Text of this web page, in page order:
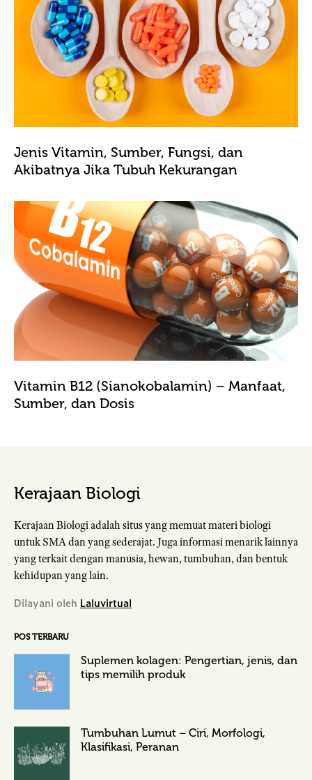
Jenis Vitamin, Sumber, Fungsi, dan
Akibatnya Jika Tubuh Kekurangan
Vitamin B12 (Sianokobalamin) – Manfaat,
Sumber, dan Dosis
Kerajaan Biologi
Kerajaan Biologi adalah situs yang memuat materi biologi
untuk SMA dan yang sederajat. Juga informasi menarik lainnya
yang terkait dengan manusia, hewan, tumbuhan, dan bentuk
kehidupan yang lain.
Dilayani oleh Laluvirtual
POS TERBARU
Suplemen kolagen: Pengertian, jenis, dan
tips memilih produk
Tumbuhan Lumut – Ciri, Morfologi,
Klasifikasi, Peranan